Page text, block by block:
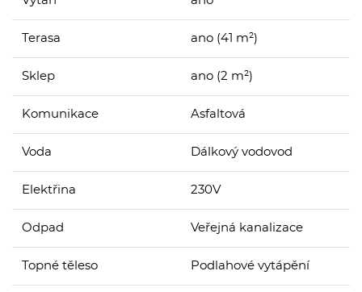
Terasa ano (41 m²)
Sklep ano (2 m²)
Komunikace Asfaltová
Voda Dálkový vodovod
Elektřina 230V
Odpad Veřejná kanalizace
Topné těleso Podlahové vytápění